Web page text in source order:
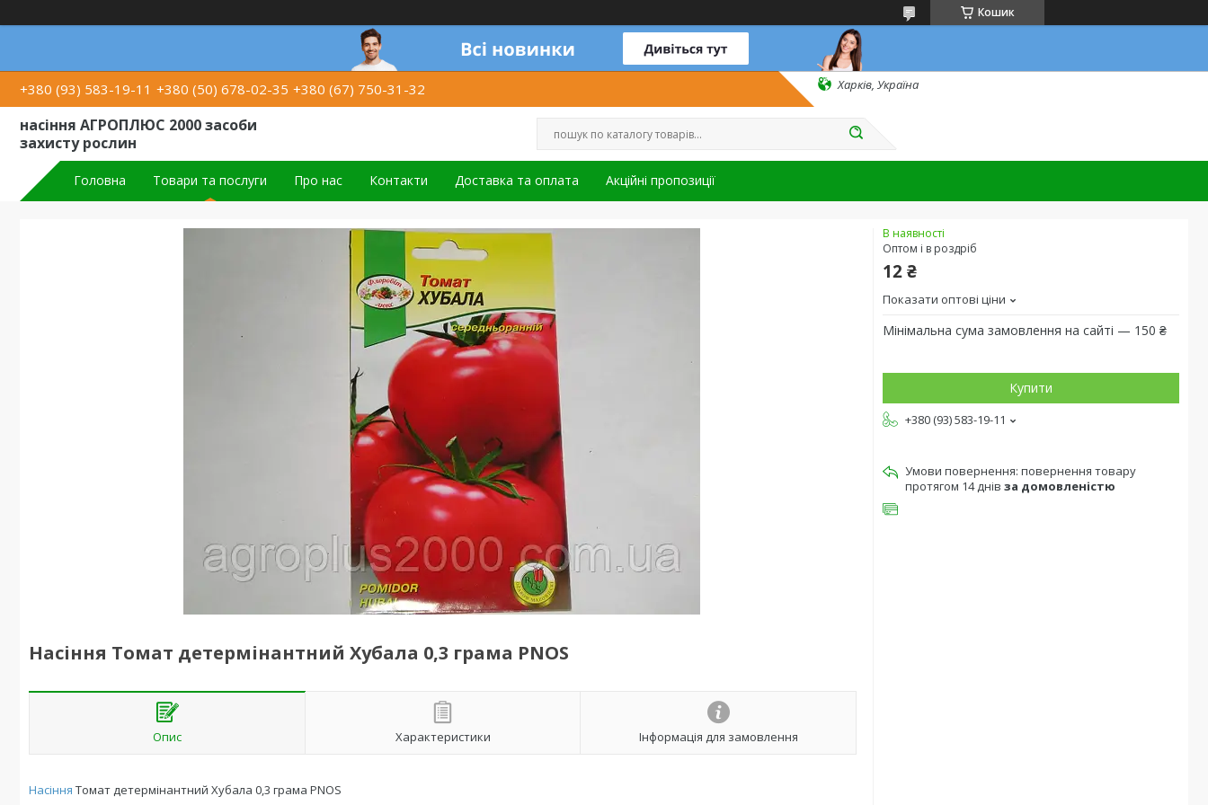
Кошик
+380 (93) 583-19-11 +380 (50) 678-02-35 +380 (67) 750-31-32 Харків, Україна
насіння АГРОПЛЮС 2000 засоби
захисту рослин
Головна Товари та послуги Про нас Контакти Доставка та оплата Акційні пропозиції
Насіння Томат детермінантний Хубала 0,3 грама PNOS
Опис Характеристики Інформація для замовлення
Насіння Томат детермінантний Хубала 0,3 грама PNOS
В наявності
Оптом і в роздріб
12 ₴
Показати оптові ціни
Мінімальна сума замовлення на сайті — 150 ₴
Купити
+380 (93) 583-19-11
повернення товару
протягом 14 днів за домовленістю